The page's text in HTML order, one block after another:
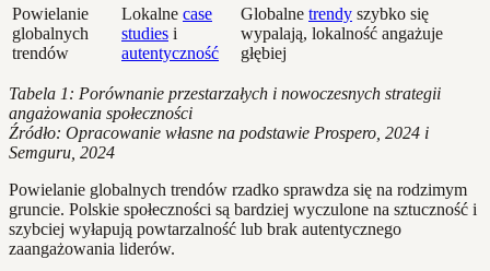
Powielanie
globalnych
trendów
Lokalne case
studies i
autentyczność
Globalne trendy szybko się
wypalają, lokalność angażuje
głębiej
Tabela 1: Porównanie przestarzałych i nowoczesnych strategii
angażowania społeczności
Źródło: Opracowanie własne na podstawie Prospero, 2024 i
Semguru, 2024
Powielanie globalnych trendów rzadko sprawdza się na rodzimym
gruncie. Polskie społeczności są bardziej wyczulone na sztuczność i
szybciej wyłapują powtarzalność lub brak autentycznego
zaangażowania liderów.